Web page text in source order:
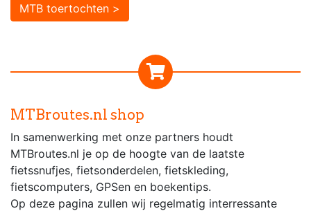
MTB toertochten >
MTBroutes.nl shop
In samenwerking met onze partners houdt
MTBroutes.nl je op de hoogte van de laatste
fietssnufjes, fietsonderdelen, fietskleding,
fietscomputers, GPSen en boekentips.
Op deze pagina zullen wij regelmatig interressante